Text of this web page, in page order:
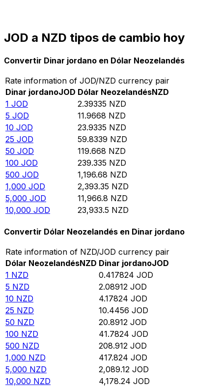
JOD a NZD tipos de cambio hoy
Convertir Dinar jordano en Dólar Neozelandés
Rate information of JOD/NZD currency pair
Dinar jordanoJOD Dólar NeozelandésNZD
1 JOD 2.39335 NZD
5 JOD 11.9668 NZD
10 JOD 23.9335 NZD
25 JOD 59.8339 NZD
50 JOD 119.668 NZD
100 JOD 239.335 NZD
500 JOD 1,196.68 NZD
1,000 JOD 2,393.35 NZD
5,000 JOD 11,966.8 NZD
10,000 JOD 23,933.5 NZD
Convertir Dólar Neozelandés en Dinar jordano
Rate information of NZD/JOD currency pair
Dólar NeozelandésNZD Dinar jordanoJOD
1 NZD 0.417824 JOD
5 NZD 2.08912 JOD
10 NZD 4.17824 JOD
25 NZD 10.4456 JOD
50 NZD 20.8912 JOD
100 NZD 41.7824 JOD
500 NZD 208.912 JOD
1,000 NZD 417.824 JOD
5,000 NZD 2,089.12 JOD
10,000 NZD 4,178.24 JOD